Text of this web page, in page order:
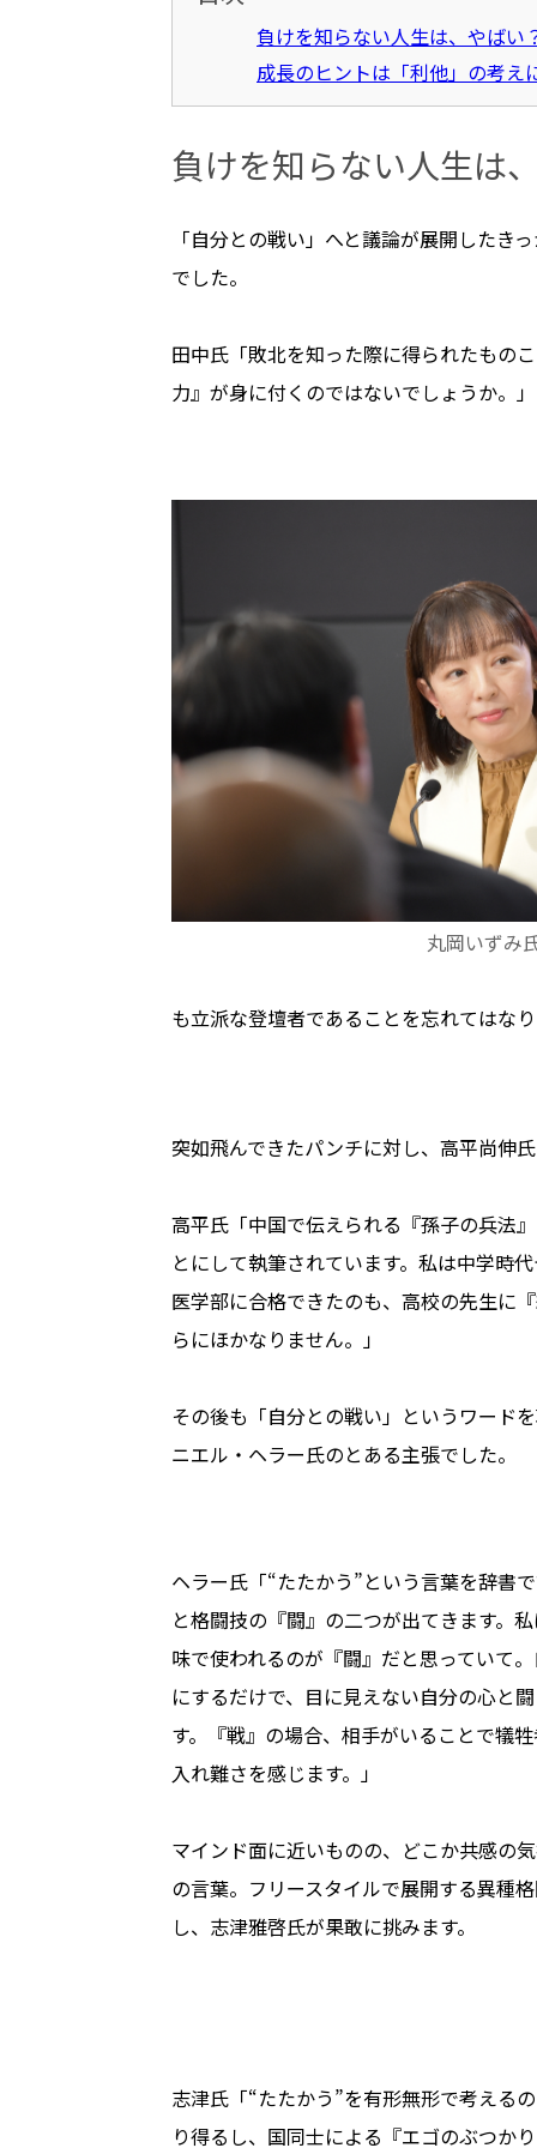
負けを知らない人生は、やばい
成長のヒントは「利他」の考え
負けを知らない人生は
「自分との戦い」へと議論が展開したき
でした。
田中氏「敗北を知った際に得られたもの
力』が身に付くのではないでしょうか。」
丸岡いずみ
も立派な登壇者であることを忘れてはな
突如飛んできたパンチに対し、高平尚伸
高平氏「中国で伝えられる『孫子の兵法
とにして執筆されています。私は中学時
医学部に合格できたのも、高校の先生に
らにほかなりません。」
その後も「自分との戦い」というワード
ニエル・ヘラー氏のとある主張でした。
ヘラー氏「“たたかう”という言葉を辞書
と格闘技の『闘』の二つが出てきます。
味で使われるのが『闘』だと思っていて
にするだけで、目に見えない自分の心と
す。『戦』の場合、相手がいることで犠
入れ難さを感じます。」
マインド面に近いものの、どこか共感の
の言葉。フリースタイルで展開する異種
し、志津雅啓氏が果敢に挑みます。
志津氏「“たたかう”を有形無形で考える
り得るし、国同士による『エゴのぶつか